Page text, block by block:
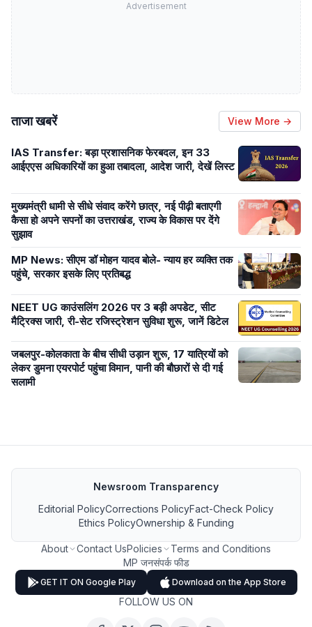
Advertisement
ताजा खबरें View More →
IAS Transfer: बड़ा प्रशासनिक फेरबदल, इन 33
आईएएस अधिकारियों का हुआ तबादला, आदेश जारी, देखें लिस्ट
मुख्यमंत्री धामी से सीधे संवाद करेंगे छात्र, नई पीढ़ी बताएगी
कैसा हो अपने सपनों का उत्तराखंड, राज्य के विकास पर देंगे
सुझाव
MP News: सीएम डॉ मोहन यादव बोले- न्याय हर व्यक्ति तक
पहुंचे, सरकार इसके लिए प्रतिबद्ध
NEET UG काउंसलिंग 2026 पर 3 बड़ी अपडेट, सीट
मैट्रिक्स जारी, री-सेट रजिस्ट्रेशन सुविधा शुरू, जानें डिटेल
जबलपुर-कोलकाता के बीच सीधी उड़ान शुरू, 17 यात्रियों को
लेकर डुमना एयरपोर्ट पहुंचा विमान, पानी की बौछारों से दी गई
सलामी
Newsroom Transparency
Editorial PolicyCorrections PolicyFact-Check Policy
Ethics PolicyOwnership & Funding
About Contact UsPolicies
Terms and Conditions
MP जनसंपर्क फीड
GET IT ON Google Play Download on the App Store
FOLLOW US ON